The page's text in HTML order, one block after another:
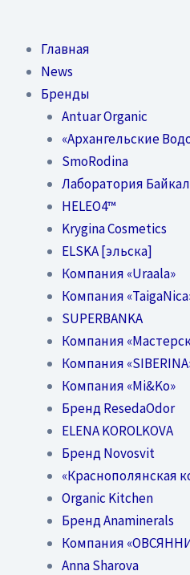
Главная
News
Бренды
Antuar Organic
«Архангельские
SmoRodina
Лаборатория
HELEO4™
Krygina Cosmetics
ELSKA [эльска]
Компания «Uraala»
Компания
SUPERBANKA
Компания
Компания
Компания «Mi&Ko»
Бренд ResedaOdor
ELENA KOROLKOVA
Бренд Novosvit
«Краснополянская
Organic Kitchen
Бренд Anaminerals
Компания
Anna Sharova